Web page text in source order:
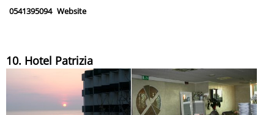
0541395094 Website
10. Hotel Patrizia